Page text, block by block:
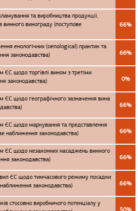
та виробництва продукції,
винного винограду (поступове
66%
енологічних (oenological) практик та
законодавства)
66%
щодо торгівлі вином з третіми
законодавства)
0%
ЄС щодо географічного зазначення вина
66%
ЄС щодо маркування та представлення
наближення законодавства)
66%
ЄС щодо незаконних насаджень винного
законодавства)
66%
ЄС щодо тимчасового режиму посадки
законодавства)
66%
стосовно виробничого потенціалу у